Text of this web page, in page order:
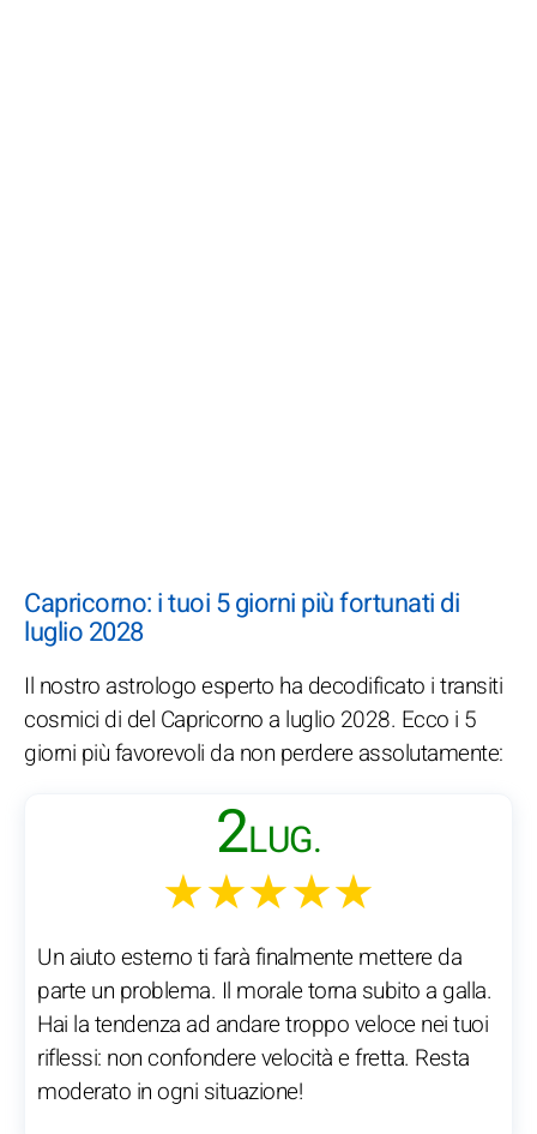
Capricorno: i tuoi 5 giorni più fortunati di
luglio 2028
Il nostro astrologo esperto ha decodificato i transiti
cosmici di del Capricorno a luglio 2028. Ecco i 5
giorni più favorevoli da non perdere assolutamente:
2LUG.
★★★★★
Un aiuto esterno ti farà finalmente mettere da
parte un problema. Il morale torna subito a galla.
Hai la tendenza ad andare troppo veloce nei tuoi
riflessi: non confondere velocità e fretta. Resta
moderato in ogni situazione!